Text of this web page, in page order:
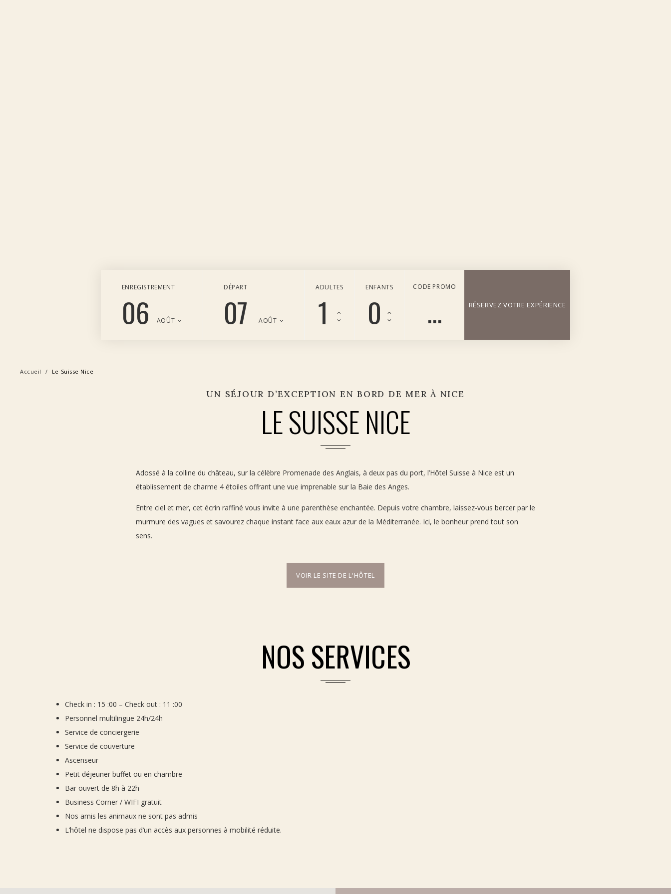
ENREGISTREMENT
06 AOÛT
DÉPART
07 AOÛT
ADULTES ENFANTS CODE PROMO
RÉSERVEZ VOTRE EXPÉRIENCE
Accueil Le Suisse Nice
LE SUISSE NICE
UN SÉJOUR D’EXCEPTION EN BORD DE MER À NICE
Adossé à la colline du château, sur la célèbre Promenade des Anglais, à deux pas du port, l’Hôtel Suisse à Nice est un
établissement de charme 4 étoiles offrant une vue imprenable sur la Baie des Anges.
Entre ciel et mer, cet écrin raffiné vous invite à une parenthèse enchantée. Depuis votre chambre, laissez-vous bercer par le
murmure des vagues et savourez chaque instant face aux eaux azur de la Méditerranée. Ici, le bonheur prend tout son
sens.
VOIR LE SITE DE L'HÔTEL
NOS SERVICES
Check in : 15 :00 – Check out : 11 :00
Personnel multilingue 24h/24h
Service de conciergerie
Service de couverture
Ascenseur
Petit déjeuner buffet ou en chambre
Bar ouvert de 8h à 22h
Business Corner / WIFI gratuit
Nos amis les animaux ne sont pas admis
L’hôtel ne dispose pas d’un accès aux personnes à mobilité réduite.